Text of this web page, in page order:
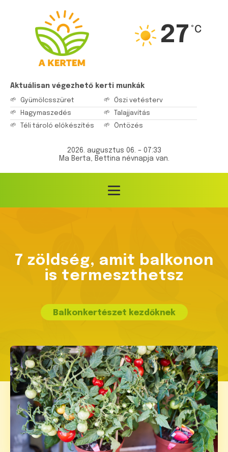
Aktuálisan végezhető kerti munkák
Gyümölcsszüret
Hagymaszedés
Téli tároló előkészítés
Őszi vetésterv
Talajjavítás
Öntözés
2026. augusztus 06. – 07:33
Ma Berta, Bettina névnapja van.
27 °C
7 zöldség, amit balkonon
is termeszthetsz
Balkonkertészet kezdőknek